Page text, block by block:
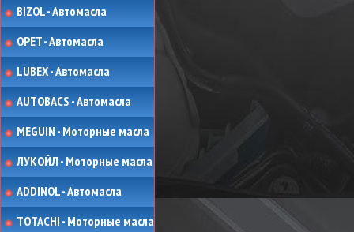
BIZOL - Автомасла
OPET - Автомасла
LUBEX - Автомасла
AUTOBACS - Автомасла
MEGUIN - Моторные масла
ЛУКОЙЛ - Моторные масла
ADDINOL - Автомасла
TOTACHI - Моторные масла